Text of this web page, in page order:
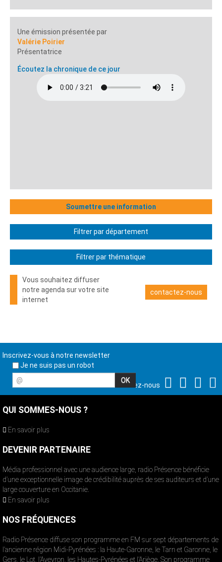
Une émission présentée par
Valérie Poirier
Présentatrice
Écoutez la chronique de ce jour
Soumettre une information
Filtrer par département
Filtrer par thématique
Vous souhaitez diffuser
notre agenda sur votre site
internet
contactez-nous
Inscrivez-vous à notre newsletter
Je ne suis pas un robot
@
Suivez-nous
QUI SOMMES-NOUS ?
En savoir plus
DEVENIR PARTENAIRE
Média professionnel avec une audience large, radio Présence bénéficie
d’une exceptionnelle image de crédibilité auprès de ses auditeurs et d’une
large couverture en Occitanie.
En savoir plus
NOS FRÉQUENCES
Radio Présence diffuse son programme en FM sur sept départements de
l’ancienne région Midi-Pyrénées : la Haute-Garonne, le Tarn et Garonne, le
Gers, le Lot, l’Aveyron, les Hautes-Pyrénées et l’Ariège. Son programme